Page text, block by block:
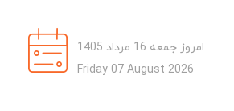
امروز جمعه 16 مرداد 1405
Friday 07 August 2026